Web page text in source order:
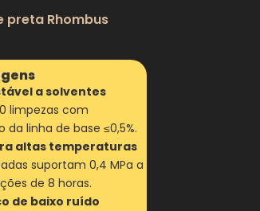
preta Rhombus
a solventes
limpezas com
da linha de base ≤0,5%.
altas temperaturas
suportam 0,4 MPa a
de 8 horas.
de baixo ruído